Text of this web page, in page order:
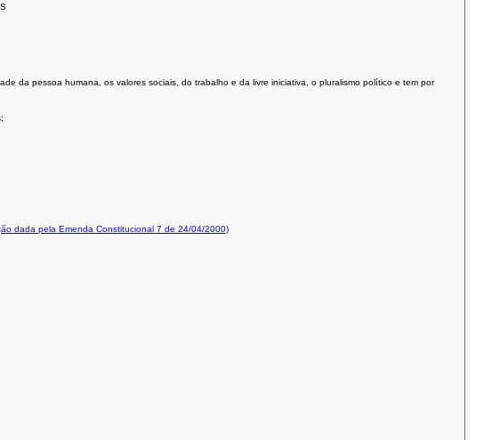
da pessoa humana, os valores sociais, do trabalho e da livre iniciativa, o pluralismo político e tem por
dada pela Emenda Constitucional 7 de 24/04/2000)